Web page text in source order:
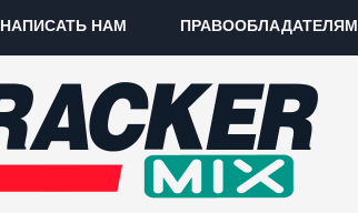
НАПИСАТЬ НАМ ПРАВООБЛАДАТЕЛЯМ